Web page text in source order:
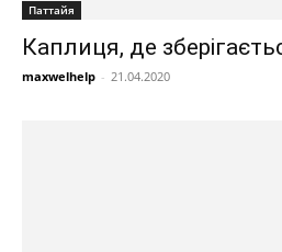
Паттайя
Каплиця, де
maxwelhelp - 21.04.2020